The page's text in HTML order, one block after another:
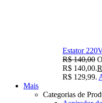
Estator
R$140,00
R$ 140,00.
R$ 129,99.
Mais
Categorias de